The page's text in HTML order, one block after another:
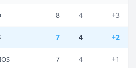
8 4 +3
7 4 +2
7 4 +1